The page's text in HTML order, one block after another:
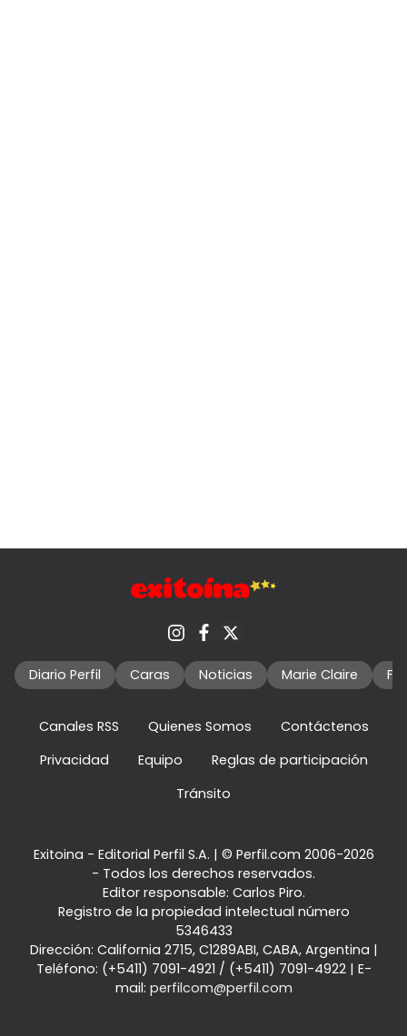
Diario Perfil Caras Noticias Marie Claire
Canales RSS Quienes Somos
Contáctenos
Privacidad
Equipo
Reglas de participación
Tránsito
Exitoina - Editorial Perfil S.A. | © Perfil.com 2006-2026
- Todos los derechos reservados.
Editor responsable: Carlos Piro.
Registro de la propiedad intelectual número
5346433
Dirección: California 2715, C1289ABI, CABA, Argentina |
Teléfono: (+5411) 7091-4921 / (+5411) 7091-4922| E-
mail: perfilcom@perfil.com